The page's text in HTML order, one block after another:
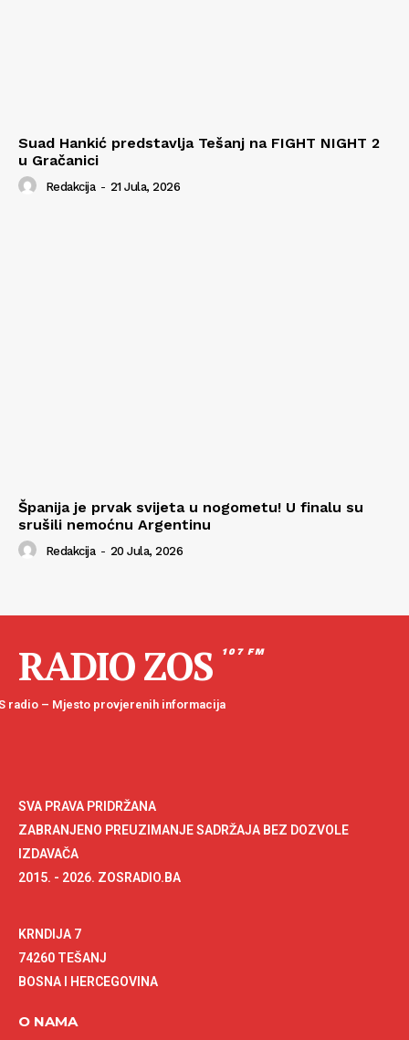
Suad Hankić predstavlja Tešanj na FIGHT NIGHT 2
u Gračanici
Redakcija - 21 Jula, 2026
Španija je prvak svijeta u nogometu! U finalu su
srušili nemoćnu Argentinu
Redakcija - 20 Jula, 2026
RADIO ZOS 107 FM
radio – Mjesto provjerenih informacija
SVA PRAVA PRIDRŽANA
ZABRANJENO PREUZIMANJE SADRŽAJA BEZ DOZVOLE
IZDAVAČA
2015. - 2026. ZOSRADIO.BA
KRNDIJA 7
74260 TEŠANJ
BOSNA I HERCEGOVINA
O NAMA